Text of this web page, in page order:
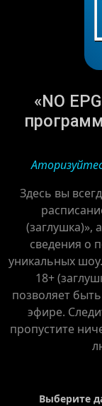
«NO
Здесь вы
(заглушка)»,
сведения о
уникальных
18+
позволяет
эфире.
пропустите
Выберите